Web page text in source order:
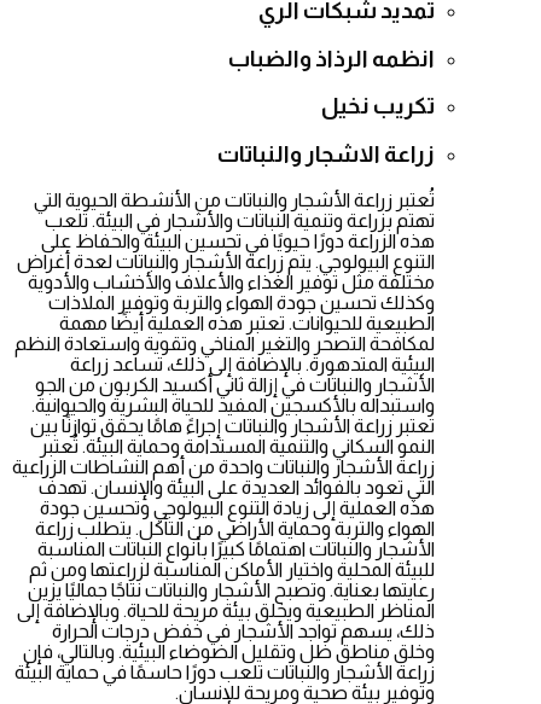
تمديد شبكات الري
انظمه الرذاذ والضباب
تكريب نخيل
زراعة الاشجار والنباتات
تُعتبر زراعة الأشجار والنباتات من الأنشطة الحيوية التي
تهتم بزراعة وتنمية النباتات والأشجار في البيئة. تلعب
هذه الزراعة دورًا حيويًا في تحسين البيئة والحفاظ على
التنوع البيولوجي. يتم زراعة الأشجار والنباتات لعدة أغراض
مختلفة مثل توفير الغذاء والأعلاف والأخشاب والأدوية
وكذلك تحسين جودة الهواء والتربة وتوفير الملاذات
الطبيعية للحيوانات. تعتبر هذه العملية أيضًا مهمة
لمكافحة التصحر والتغير المناخي وتقوية واستعادة النظم
البيئية المتدهورة. بالإضافة إلى ذلك، تساعد زراعة
الأشجار والنباتات في إزالة ثاني أكسيد الكربون من الجو
واستبداله بالأكسجين المفيد للحياة البشرية والحيوانية.
تعتبر زراعة الأشجار والنباتات إجراءً هامًا يحقق توازنًا بين
النمو السكاني والتنمية المستدامة وحماية البيئة. تُعتبر
زراعة الأشجار والنباتات واحدة من أهم النشاطات الزراعية
التي تعود بالفوائد العديدة على البيئة والإنسان. تهدف
هذه العملية إلى زيادة التنوع البيولوجي وتحسين جودة
الهواء والتربة وحماية الأراضي من التآكل. يتطلب زراعة
الأشجار والنباتات اهتمامًا كبيرًا بأنواع النباتات المناسبة
للبيئة المحلية واختيار الأماكن المناسبة لزراعتها ومن ثم
رعايتها بعناية. وتصبح الأشجار والنباتات نتاجًا جماليًا يزين
المناظر الطبيعية ويخلق بيئة مريحة للحياة. وبالإضافة إلى
ذلك، يسهم تواجد الأشجار في خفض درجات الحرارة
وخلق مناطق ظل وتقليل الضوضاء البيئية. وبالتالي، فإن
زراعة الأشجار والنباتات تلعب دورًا حاسمًا في حماية البيئة
وتوفير بيئة صحية ومريحة للإنسان.